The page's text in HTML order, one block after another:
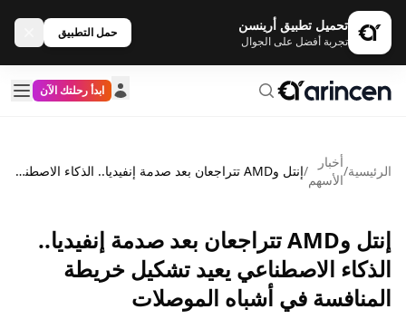
تحميل تطبيق أرينسن
تجربة أفضل على الجوال
حمل التطبيق
ابدأ رحلتك الآن
الرئيسية/
أخبار
الأسهم
/ إنتل وAMD تتراجعان بعد صدمة إنفيديا.. الذكاء الاصطناعي يعيد تشكيل خريطة المنافسة في أشباه الموصلات
إنتل وAMD تتراجعان بعد صدمة إنفيديا..
الذكاء الاصطناعي يعيد تشكيل خريطة
المنافسة في أشباه الموصلات